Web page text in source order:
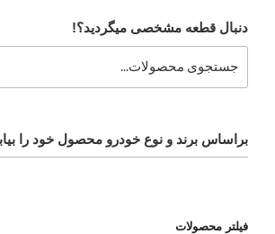
دنبال قطعه مشخصی میگردید؟!
براساس برند و نوع خودرو محصول خود را
فیلتر محصولات